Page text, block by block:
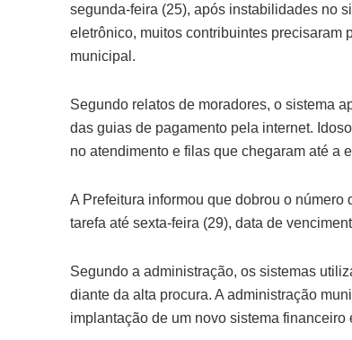
segunda-feira (25), após instabilidades no
eletrônico, muitos contribuintes precisaram
municipal.
Segundo relatos de moradores, o sistema
das guias de pagamento pela internet.
no atendimento e filas que chegaram até a
A Prefeitura informou que dobrou o
tarefa até sexta-feira (29), data de
Segundo a administração, os sistemas
diante da alta procura. A administração
implantação de um novo sistema financeiro